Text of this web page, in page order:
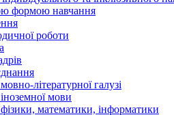
формою навчання
роботи
літературної галузі
мови
математики, інформатики